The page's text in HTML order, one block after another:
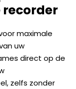
maximale
uw
direct op de
zelfs zonder